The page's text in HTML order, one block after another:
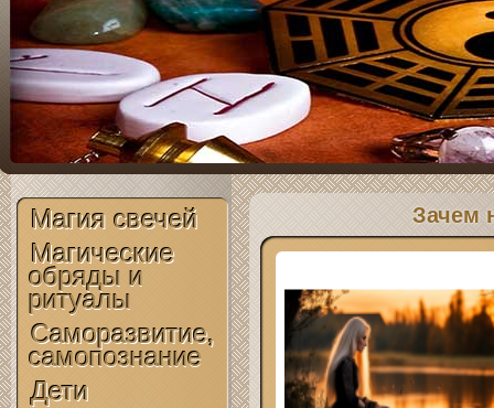
Магия свечей
Магические
обряды и
ритуалы
Саморазвитие,
самопознание
Дети
Зачем